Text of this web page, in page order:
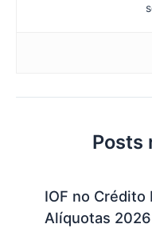
Posts
IOF no Crédito
Alíquotas